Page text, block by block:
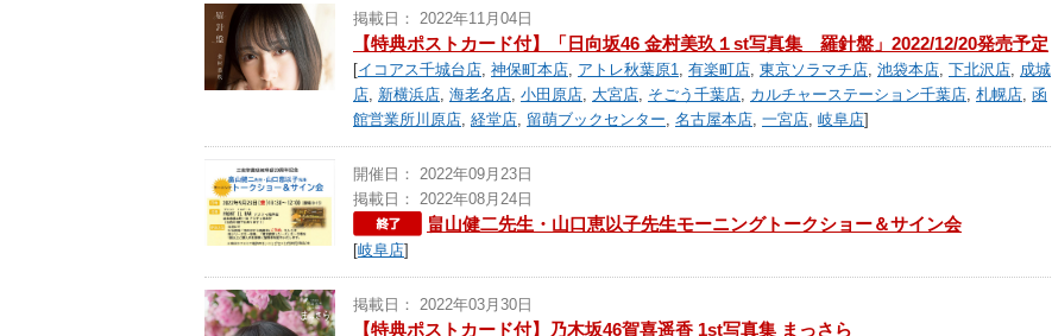
掲載日： 2022年11月04日
【特典ポストカード付】「日向坂46 金村美玖１st写真集 羅針盤」2022/12/20発売予定
[イコアス千城台店, 神保町本店, アトレ秋葉原1, 有楽町店, 東京ソラマチ店, 池袋本店, 下北沢店, 成城
店, 新横浜店, 海老名店, 小田原店, 大宮店, そごう千葉店, カルチャーステーション千葉店, 札幌店, 函
館営業所川原店, 経堂店, 留萌ブックセンター, 名古屋本店, 一宮店, 岐阜店]
開催日： 2022年09月23日
掲載日： 2022年08月24日
畠山健二先生・山口恵以子先生モーニングトークショー＆サイン会
[岐阜店]
掲載日： 2022年03月30日
【特典ポストカード付】乃木坂46賀喜遥香 1st写真集 まっさら